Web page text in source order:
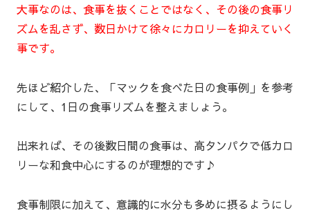
大事なのは、食事を抜くことではなく、その後の食事リ
ズムを乱さず、数日かけて徐々にカロリーを抑えていく
事です。
先ほど紹介した、「マックを食べた日の食事例」を参考
にして、1日の食事リズムを整えましょう。
出来れば、その後数日間の食事は、高タンパクで低カロ
リーな和食中心にするのが理想的です♪
食事制限に加えて、意識的に水分も多めに摂るようにし